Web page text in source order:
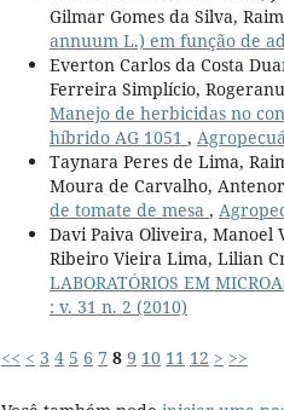
Gilmar Gomes da Silva,
annuum L.) em função de
Everton Carlos da Costa
Ferreira Simplício,
Manejo de herbicidas no
híbrido AG 1051 ,
Taynara Peres de Lima,
Moura de Carvalho,
de tomate de mesa ,
Davi Paiva Oliveira, Manoel
Ribeiro Vieira Lima, Lilian
LABORATÓRIOS EM
: v. 31 n. 2 (2010)
<< < 3 4 5 6 7 8 9 10 11 12 > >>